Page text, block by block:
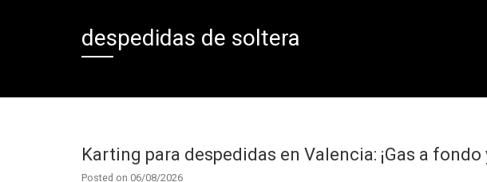
despedidas de soltera
Karting para despedidas en Valencia: ¡Gas a
Posted on 06/08/2026